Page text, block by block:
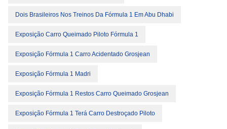
Dois Brasileiros Nos Treinos Da Fórmula 1 Em Abu Dhabi
Exposição Carro Queimado Piloto Fórmula 1
Exposição Fórmula 1 Carro Acidentado Grosjean
Exposição Fórmula 1 Madri
Exposição Fórmula 1 Restos Carro Queimado Grosjean
Exposição Fórmula 1 Terá Carro Destroçado Piloto